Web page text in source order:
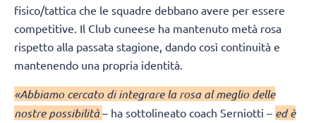
fisico/tattica che le squadre debbano avere per essere
competitive. Il Club cuneese ha mantenuto metà rosa
rispetto alla passata stagione, dando così continuità e
mantenendo una propria identità.
«Abbiamo cercato di integrare la rosa al meglio delle
nostre possibilità– ha sottolineato coach Serniotti – ed è